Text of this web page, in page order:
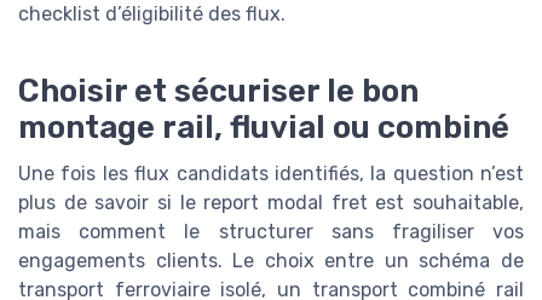
checklist d’éligibilité des flux.
Choisir et sécuriser le bon
montage rail, fluvial ou combiné
Une fois les flux candidats identifiés, la question n’est
plus de savoir si le report modal fret est souhaitable,
mais comment le structurer sans fragiliser vos
engagements clients. Le choix entre un schéma de
transport ferroviaire isolé, un transport combiné rail